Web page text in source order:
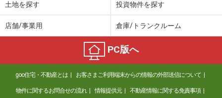
土地を探す 投資物件を探す
店舗/事業用 倉庫/トランクルーム
PC版へ
goo住宅・不動産とは お客さまご利用端末からの情報の外部送信について
物件に関するお問合せの流れ 情報提供元 不動産情報に関する免責事項